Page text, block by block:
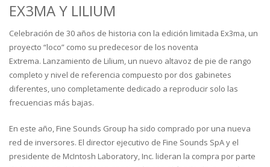
EX3MA Y LILIUM
Celebración de 30 años de historia con la edición limitada Ex3ma, un
proyecto “loco” como su predecesor de los noventa
Extrema. Lanzamiento de Lilium, un nuevo altavoz de pie de rango
completo y nivel de referencia compuesto por dos gabinetes
diferentes, uno completamente dedicado a reproducir solo las
frecuencias más bajas.
En este año, Fine Sounds Group ha sido comprado por una nueva
red de inversores. El director ejecutivo de Fine Sounds SpA y el
presidente de McIntosh Laboratory, Inc. lideran la compra por parte